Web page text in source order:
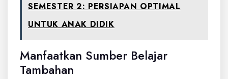
SEMESTER 2: PERSIAPAN OPTIMAL
UNTUK ANAK DIDIK
Manfaatkan Sumber Belajar
Tambahan